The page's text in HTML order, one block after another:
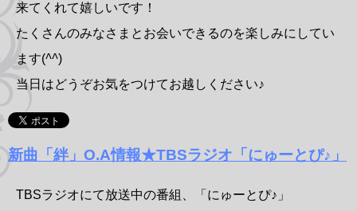
来てくれて嬉しいです！
たくさんのみなさまとお会いできるのを楽しみにしてい
ます(^^)
当日はどうぞお気をつけてお越しください♪
新曲「絆」O.A情報★TBSラジオ「にゅーとぴ♪」
TBSラジオにて放送中の番組、「にゅーとぴ♪」